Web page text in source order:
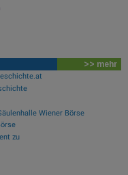
>> mehr
Wiener Börse
zu